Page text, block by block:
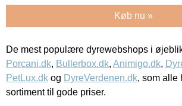
Køb nu »
De mest populære dyrewebshops i
Porcani.dk, Bullerbox.dk, Animigo.dk,
PetLux.dk og DyreVerdenen.dk, som alle
sortiment til gode priser.